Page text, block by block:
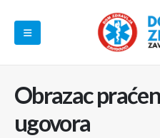
Obrazac
ugovora